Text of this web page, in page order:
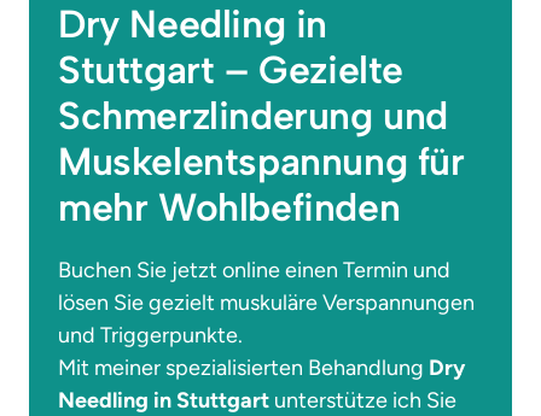
Dry Needling in
Stuttgart – Gezielte
Schmerzlinderung und
Muskelentspannung für
mehr Wohlbefinden
Buchen Sie jetzt online einen Termin und
lösen Sie gezielt muskuläre Verspannungen
und Triggerpunkte.
Mit meiner spezialisierten Behandlung Dry
Needling in Stuttgart unterstütze ich Sie